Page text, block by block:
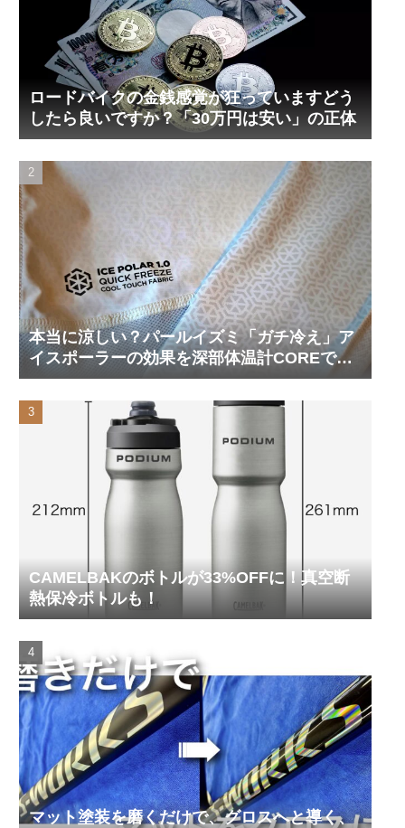
ロードバイクの金銭感覚が狂っていますどう
したら良いですか？「30万円は安い」の正体
本当に涼しい？パールイズミ「ガチ冷え」ア
イスポーラーの効果を深部体温計COREで測
ってみた
CAMELBAKのボトルが33%OFFに！真空断
熱保冷ボトルも！
マット塗装を磨くだけで、グロスへと導く、